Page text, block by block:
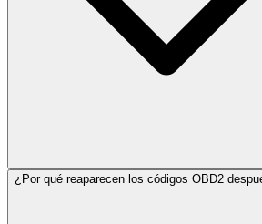
¿Por qué reaparecen los códigos OBD2